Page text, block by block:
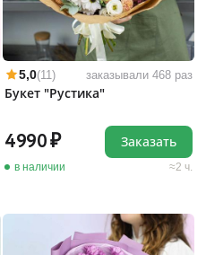
5,0(11) заказывали 468 раз
Букет "Рустика"
4990
в наличии 2 ч.
Заказать